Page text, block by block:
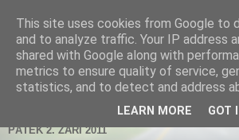
Jiri Muric
PÁTEK 2. ZÁŘÍ 2011
This site uses cookies from Google to
and to analyze traffic. Your IP address
shared with Google along with
metrics to ensure quality of service,
statistics, and to detect and address
LEARN MORE GOT